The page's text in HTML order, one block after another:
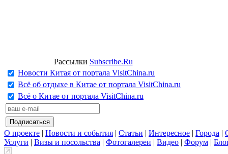
Рассылки Subscribe.Ru
Новости Китая от портала VisitChina.ru
Всё об отдыхе в Китае от портала VisitChina.ru
Всё о Китае от портала VisitChina.ru
О проекте | Новости и события | Статьи | Интересное | Города |
Услуги | Визы и посольства | Фотогалереи | Видео | Форум |